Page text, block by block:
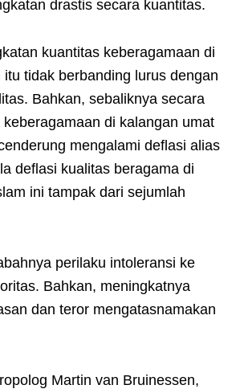
drastis secara kuantitas.
kuantitas keberagamaan di
itu tidak berbanding lurus dengan
Bahkan, sebaliknya secara
di kalangan umat
mengalami deflasi alias
deflasi kualitas beragama di
ini tampak dari sejumlah
perilaku intoleransi ke
Bahkan, meningkatnya
dan teror mengatasnamakan
Martin van Bruinessen,